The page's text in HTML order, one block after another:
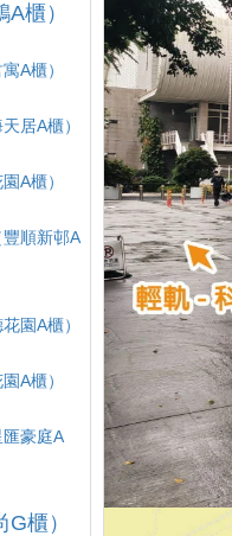
櫃）
A櫃）
居A櫃）
A櫃）
順新邨A
園A櫃）
A櫃）
豪庭A
櫃）